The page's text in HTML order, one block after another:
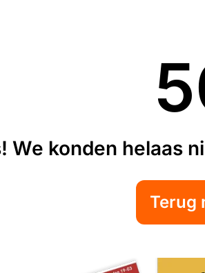
We konden helaas
Terug